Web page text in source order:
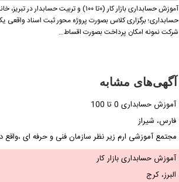
آموزش حسابداری بازار کار (۰تا ۱۰۰) و تربیت حسابدار در تبریز،
برگزاری کلاس بصورت پروژه محور ثبت اسناد واقعی
نمونه امکان پرداخت بصورت اقساط…
آگهی‌های مشابه
آموزش حسابداری 0 تا 100
فارس، شیراز
مجتمع آموزشی ارم زیر نظر سازمان فنی و حرفه ای ،واقع
آموزش حسابداری بازار کار
البرز، کرج